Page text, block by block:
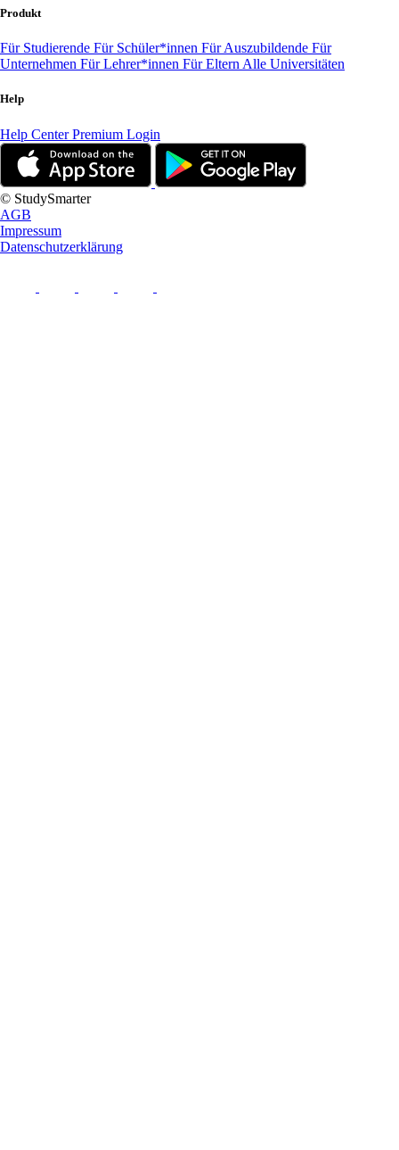
Produkt
Für Studierende Für Schüler*innen Für Auszubildende Für
Unternehmen Für Lehrer*innen Für Eltern Alle Universitäten
Help
Help CenterPremium Login
© StudySmarter
AGB
Impressum
Datenschutzerklärung